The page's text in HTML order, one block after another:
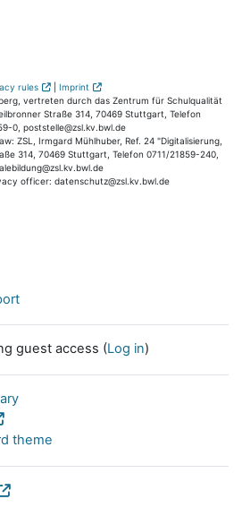
rules | Imprint
vertreten durch das Zentrum für Schulqualität
Straße 314, 70469 Stuttgart, Telefon
0, poststelle@zsl.kv.bwl.de
ZSL, Irmgard Mühlhuber, Ref. 24 "Digitalisierung,
314, 70469 Stuttgart, Telefon 0711/21859-240,
officer: datenschutz@zsl.kv.bwl.de
guest access (Log in)
theme